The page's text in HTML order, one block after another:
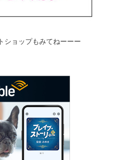
ショップもみてねーーー